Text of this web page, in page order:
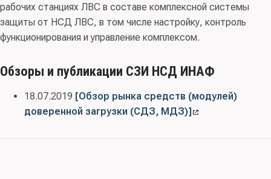
рабочих станциях ЛВС в составе комплексной системы
защиты от НСД ЛВС, в том числе настройку, контроль
функционирования и управление комплексом.
Обзоры и публикации СЗИ НСД ИНАФ
18.07.2019 [Обзор рынка средств (модулей)
доверенной загрузки (СДЗ, МДЗ)]